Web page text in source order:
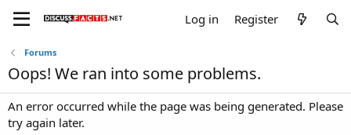
Log in Register
Forums
Oops! We ran into some problems.
An error occurred while the page was being generated. Please
try again later.